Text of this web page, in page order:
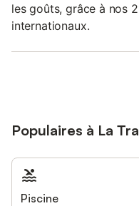
les goûts, grâce à nos
internationaux.
Populaires à La
Piscine